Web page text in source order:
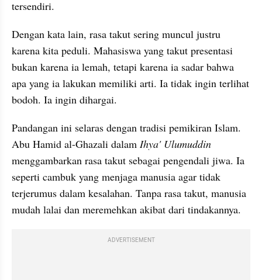
tersendiri.
Dengan kata lain, rasa takut sering muncul justru
karena kita peduli. Mahasiswa yang takut presentasi
bukan karena ia lemah, tetapi karena ia sadar bahwa
apa yang ia lakukan memiliki arti. Ia tidak ingin terlihat
bodoh. Ia ingin dihargai.
Pandangan ini selaras dengan tradisi pemikiran Islam.
Abu Hamid al-Ghazali dalam Ihya' Ulumuddin
menggambarkan rasa takut sebagai pengendali jiwa. Ia
seperti cambuk yang menjaga manusia agar tidak
terjerumus dalam kesalahan. Tanpa rasa takut, manusia
mudah lalai dan meremehkan akibat dari tindakannya.
ADVERTISEMENT